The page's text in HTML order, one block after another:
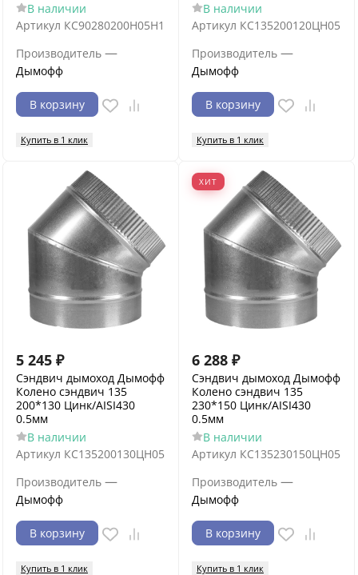
В наличии
Артикул КС90280200Н05Н1
Производитель —
Дымофф
В корзину
Купить в 1 клик
В наличии
Артикул КС135200120ЦН05
Производитель —
Дымофф
В корзину
Купить в 1 клик
5 245 ₽
Сэндвич дымоход Дымофф
Колено сэндвич 135
200*130 Цинк/AISI430
0.5мм
В наличии
Артикул КС135200130ЦН05
Производитель —
Дымофф
В корзину
Купить в 1 клик
ХИТ
6 288 ₽
Сэндвич дымоход Дымофф
Колено сэндвич 135
230*150 Цинк/AISI430
0.5мм
В наличии
Артикул КС135230150ЦН05
Производитель —
Дымофф
В корзину
Купить в 1 клик